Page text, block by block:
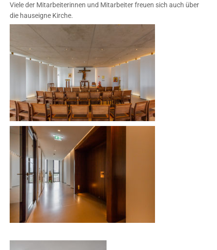
Viele der Mitarbeiterinnen und Mitarbeiter freuen sich auch über
die hauseigne Kirche.